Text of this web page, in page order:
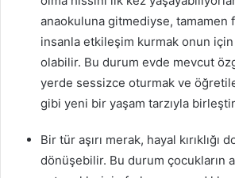
anaokuluna gitmediyse, tamamen
insanla etkileşim kurmak onun
olabilir. Bu durum evde mevcut
yerde sessizce oturmak ve
gibi yeni bir yaşam tarzıyla
Bir tür aşırı merak, hayal kırıklığı
dönüşebilir. Bu durum çocukların